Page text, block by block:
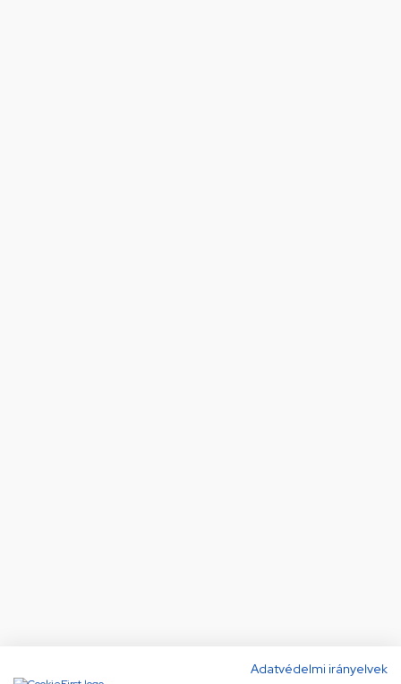
Adatvédelmi irányelvek